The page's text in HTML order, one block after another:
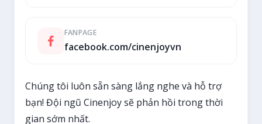
FANPAGE
facebook.com/cinenjoyvn
Chúng tôi luôn sẵn sàng lắng nghe và hỗ trợ
bạn! Đội ngũ Cinenjoy sẽ phản hồi trong thời
gian sớm nhất.